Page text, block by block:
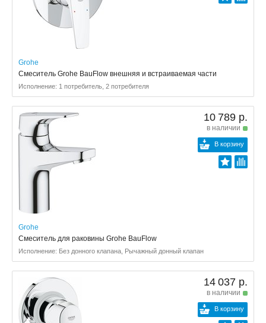
Grohe
Смеситель Grohe BauFlow внешняя и встраиваемая части
Исполнение: 1 потребитель, 2 потребителя
10 789 р.
в наличии
В корзину
Grohe
Смеситель для раковины Grohe BauFlow
Исполнение: Без донного клапана, Рычажный донный клапан
14 037 р.
в наличии
В корзину